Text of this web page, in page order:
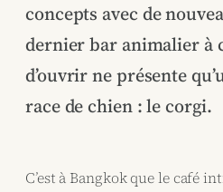
concepts avec de
dernier bar animalier à
d’ouvrir ne présente
race de chien : le corgi.
C’est à Bangkok que le café